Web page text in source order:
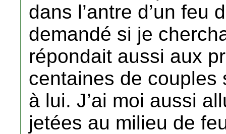
dans l’antre d’un feu
demandé si je
répondait aussi aux
centaines de couples
à lui. J’ai moi aussi
jetées au milieu de